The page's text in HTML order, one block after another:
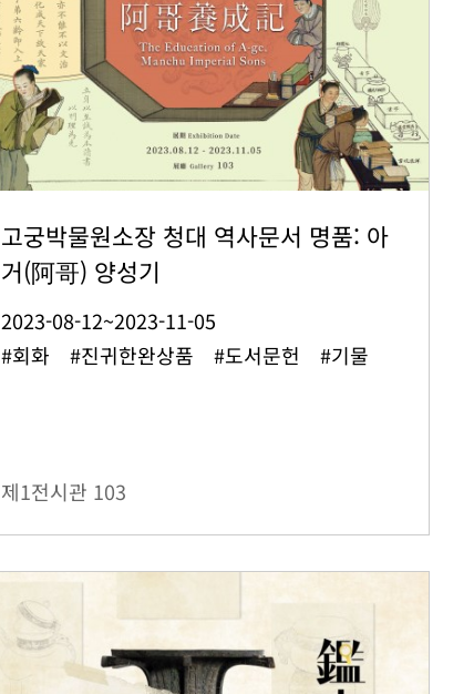
고궁박물원소장 청대 역사문서 명품: 아
거(阿哥) 양성기
2023-08-12~2023-11-05
#회화 #진귀한완상품 #도서문헌 #기물
제1전시관 103